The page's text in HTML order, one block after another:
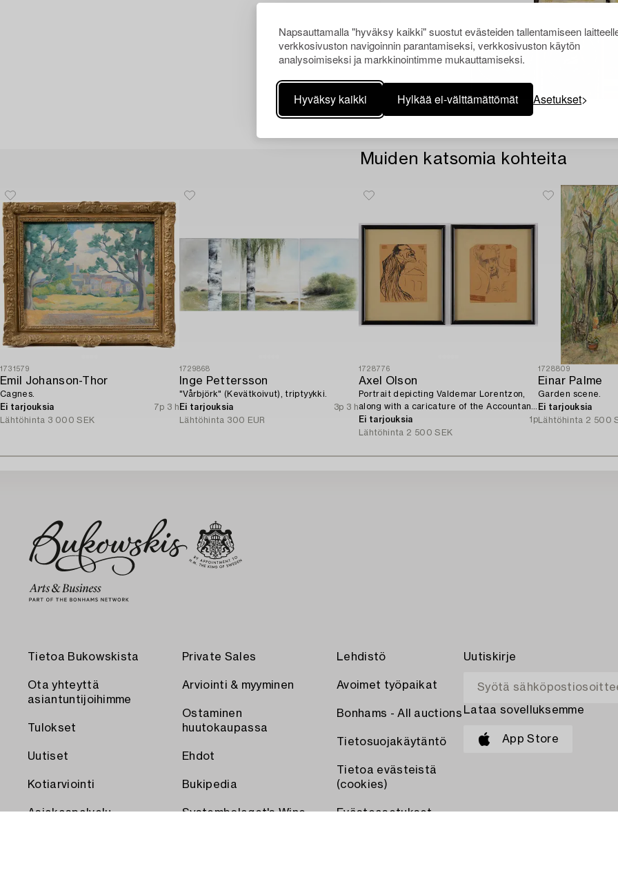
Napsauttamalla "hyväksy kaikki" suostut evästeiden tallentamiseen
verkkosivuston navigoinnin parantamiseksi, verkkosivuston käytön
analysoimiseksi ja markkinointimme mukauttamiseksi.
Hyväksy kaikki Hylkää ei-välttämättömät Asetukset
Muiden katsomia kohteita
1731579
Emil Johanson-Thor
Cagnes.
Ei tarjouksia
7p 3 h
Lähtöhinta 3 000 SEK
1729868
Inge Pettersson
"Vårbjörk" (Kevätkoivut), triptyykki.
Ei tarjouksia
3p 3 h
Lähtöhinta 300 EUR
1728776
Axel Olson
Portrait depicting Valdemar Lorentzon,
along with a caricature of the Accountant
Ingvarsson.
Ei tarjouksia
1p
Lähtöhinta 2 500 SEK
1728809
Einar Palme
Garden scene.
Ei tarjouksia
Lähtöhinta 2 500
Tietoa Bukowskista
Ota yhteyttä
asiantuntijoihimme
Tulokset
Uutiset
Kotiarviointi
Asiakaspalvelu
Private Sales
Arviointi & myyminen
Ostaminen
huutokaupassa
Ehdot
Bukipedia
Systembolaget's Wine
Lehdistö
Avoimet työpaikat
Bonhams - All auctions
Tietosuojakäytäntö
Tietoa evästeistä
(cookies)
Evästeasetukset
Uutiskirje
Lataa sovelluksemme
App Store